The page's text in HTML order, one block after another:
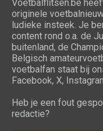
Voetbalflitsen.be
originele
ludieke insteek. Je
content rond o.a. de
buitenland, de
Belgisch
voetbalfan staat bij
Facebook, X,
Heb je een fout
redactie?